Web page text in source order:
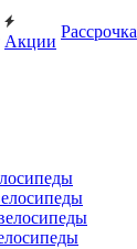
Акции
Рассрочка